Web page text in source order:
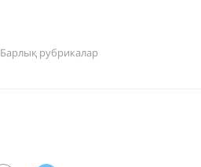
Барлық рубрикалар